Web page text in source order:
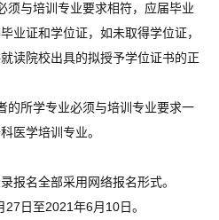
须与培训专业要求相符，应届毕业
业证和学位证，如未取得学位证，
读院校出具的拟授予学位证书的正
的所学专业必须与培训专业要求一
医学培训专业。
报名全部采用网络报名形式。
日至2021年6月10日。